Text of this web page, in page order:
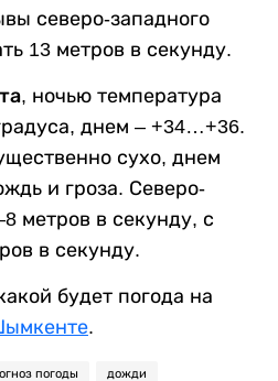
северо-западного
13 метров в секунду.
ночью температура
днем – +34…+36.
сухо, днем
и гроза. Северо-
метров в секунду, с
в секунду.
будет погода на
.
погоды дожди